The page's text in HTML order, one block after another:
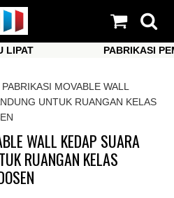
PABRIKASI
MOVABLE WALL
UNTUK RUANGAN KELAS
WALL KEDAP SUARA
RUANGAN KELAS